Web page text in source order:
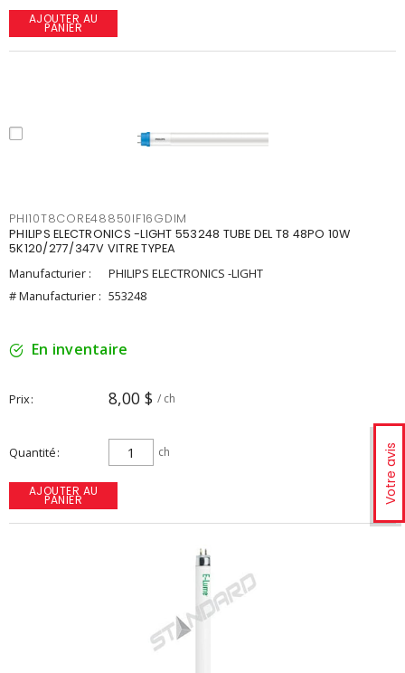
Votre avis
AJOUTER AU
PANIER
PHI10T8CORE48850IF16GDIM
PHILIPS ELECTRONICS -LIGHT 553248 TUBE DEL T8 48PO 10W
5K120/277/347V VITRE TYPEA
Manufacturier :
PHILIPS ELECTRONICS -LIGHT
# Manufacturier : 553248
En inventaire
Prix 8,00 $ / ch
Quantité ch
AJOUTER AU
PANIER